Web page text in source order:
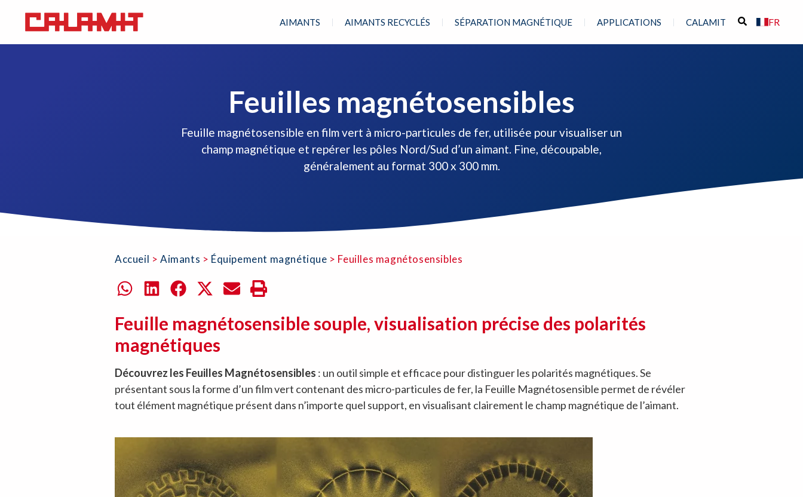
AIMANTS AIMANTS RECYCLÉS SÉPARATION MAGNÉTIQUE APPLICATIONS CALAMIT FR
Feuilles magnétosensibles
Feuille magnétosensible en film vert à micro-particules de fer, utilisée pour visualiser un
champ magnétique et repérer les pôles Nord/Sud d’un aimant. Fine, découpable,
généralement au format 300 x 300 mm.
Accueil >Aimants > Équipement magnétique > Feuilles magnétosensibles
Feuille magnétosensible souple, visualisation précise des polarités
magnétiques
Découvrez les Feuilles Magnétosensibles : un outil simple et efficace pour distinguer les polarités magnétiques. Se
présentant sous la forme d’un film vert contenant des micro-particules de fer, la Feuille Magnétosensible permet de révéler
tout élément magnétique présent dans n’importe quel support, en visualisant clairement le champ magnétique de l’aimant.